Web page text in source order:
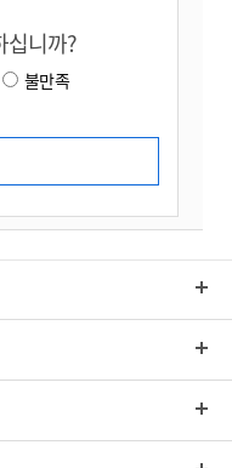
십니까?
불만족